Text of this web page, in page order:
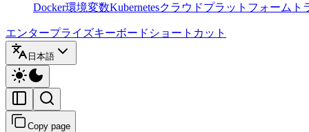
Docker環境変数Kubernetesクラウドプラットフォーム ト
エンタープライズキーボードショートカット
日本語
Copy page